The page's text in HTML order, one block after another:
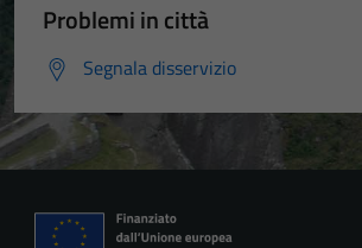
Problemi in città
Segnala disservizio